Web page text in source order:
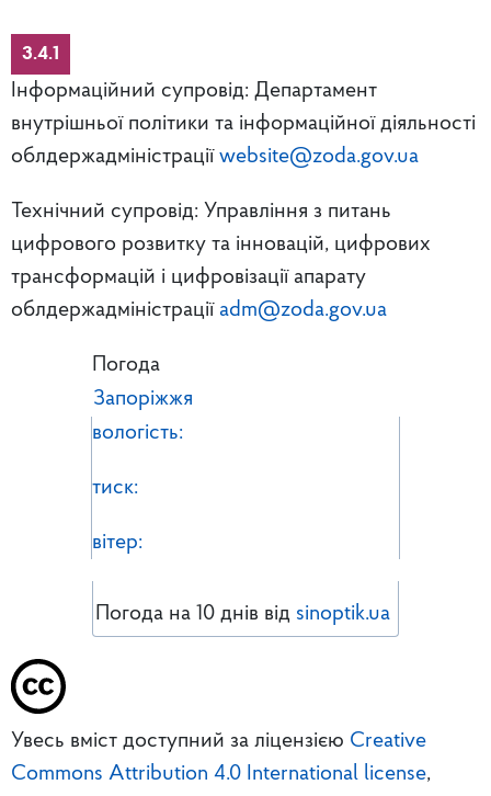
3.4.1
Інформаційний супровід: Департамент
внутрішньої політики та інформаційної діяльності
облдержадміністрації website@zoda.gov.ua
Технічний супровід: Управління з питань
цифрового розвитку та інновацій, цифрових
трансформацій і цифровізації апарату
облдержадміністрації adm@zoda.gov.ua
Погода
Запоріжжя
вологість:
тиск:
вітер:
Погода на 10 днів від sinoptik.ua
Увесь вміст доступний за ліцензією Creative
Commons Attribution 4.0 International license,